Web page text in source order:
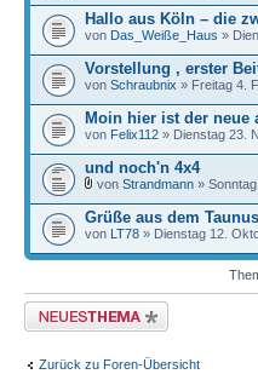
Hallo aus Köln – die
von Das_Weiße_Haus »
Vorstellung , erster
von Schraubnix » Freitag 4.
Moin hier ist der neue
von Felix112 » Dienstag 23.
und noch'n 4x4
von Strandmann »
Grüße aus dem Taunus
von LT78 » Dienstag 12.
Neues Thema erstellen
Zurück zu Foren-Übersicht